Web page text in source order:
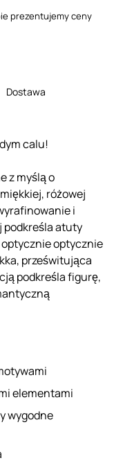
prezentujemy ceny
Dostawa
calu!
z myślą o
różowej
i
podkreśla atuty
optycznie
prześwitująca
podkreśla figurę,
elementami
wygodne